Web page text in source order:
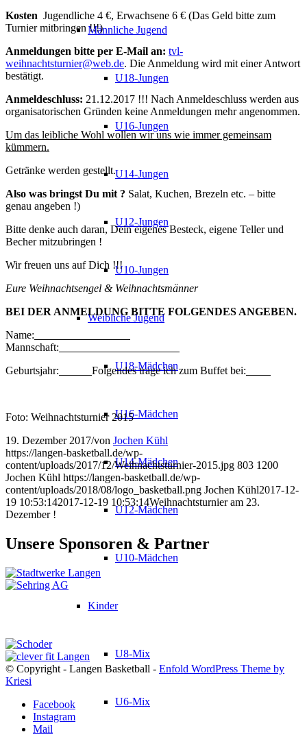
Männliche Jugend
U18-Jungen
U16-Jungen
U14-Jungen
U12-Jungen
U10-Jungen
Weibliche Jugend
U18-Mädchen
U16-Mädchen
U14-Mädchen
U12-Mädchen
U10-Mädchen
Kinder
U8-Mix
U6-Mix
Kosten Jugendliche 4 €, Erwachsene 6 € (Das Geld bitte zum
Turnier mitbringen !!!)
Anmeldungen bitte per E-Mail an: tvl-
weihnachtsturnier@web.de. Die Anmeldung wird mit einer Antwort
bestätigt.
Anmeldeschluss: 21.12.2017 !!! Nach Anmeldeschluss werden aus
organisatorischen Gründen keine Anmeldungen mehr angenommen.
Um das leibliche Wohl wollen wir uns wie immer gemeinsam
kümmern.
Getränke werden gestellt.
Also was bringst Du mit ? Salat, Kuchen, Brezeln etc. – bitte
genau angeben !)
Bitte denke auch daran, Dein eigenes Besteck, eigene Teller und
Becher mitzubringen !
Wir freuen uns auf Dich !!!
Eure Weihnachtsengel & Weihnachtsmänner
BEI DER ANMELDUNG BITTE FOLGENDES ANGEBEN.
Name:
Mannschaft:
Geburtsjahr:
Folgendes trage ich zum Buffet bei:
Foto: Weihnachtsturnier 2015
19. Dezember 2017/von Jochen Kühl
https://langen-basketball.de/wp-
content/uploads/2017/12/Weihnachtsturnier-2015.jpg 803 1200
Jochen Kühl https://langen-basketball.de/wp-
content/uploads/2018/08/logo_basketball.png Jochen Kühl2017-12-
19 10:53:142017-12-19 10:53:14Weihnachtsturnier am 23.
Dezember !
Unsere Sponsoren & Partner
© Copyright - Langen Basketball - Enfold WordPress Theme by
Kriesi
Facebook
Instagram
Mail